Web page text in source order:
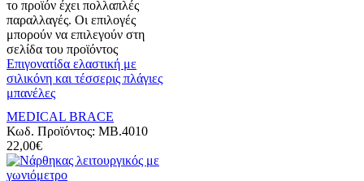
το προϊόν έχει πολλαπλές
παραλλαγές. Οι επιλογές
μπορούν να επιλεγούν στη
σελίδα του προϊόντος
Επιγονατίδα ελαστική με
σιλικόνη και τέσσερις πλάγιες
μπανέλες
MEDICAL BRACE
Κωδ. Προϊόντος: MB.4010
22,00€